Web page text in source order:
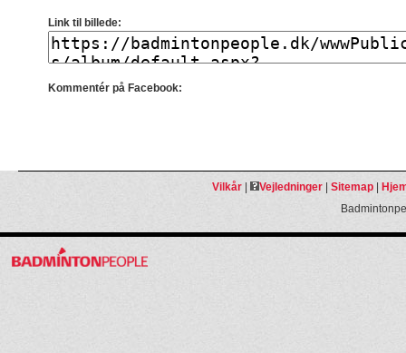
Link til billede:
Kommentér på Facebook:
Vilkår| Vejledninger| Sitemap|